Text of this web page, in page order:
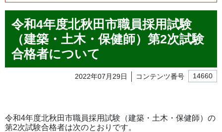
令和4年度北秋田市職員採用試験
（建築・土木・保健師）第2次試験
合格者について
2022年07月29日 コンテンツ番号 14660
令和4年度北秋田市職員採用試験（建築・土木・保健師）の
第2次試験合格者は次のとおりです。